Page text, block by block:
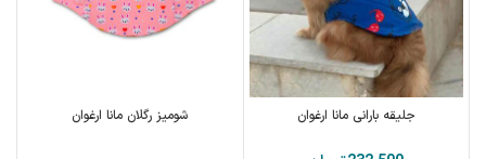
جلیقه بارانی مانا ارغوان شومیز رگلان مانا ارغوان